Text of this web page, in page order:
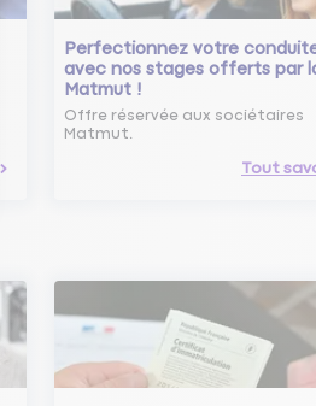
Perfectionnez votre
avec nos stages offerts par
Matmut !
Offre réservée aux sociétaires
Matmut.
Tout